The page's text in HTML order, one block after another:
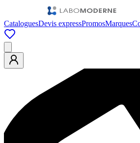
CataloguesDevis expressPromosMarques